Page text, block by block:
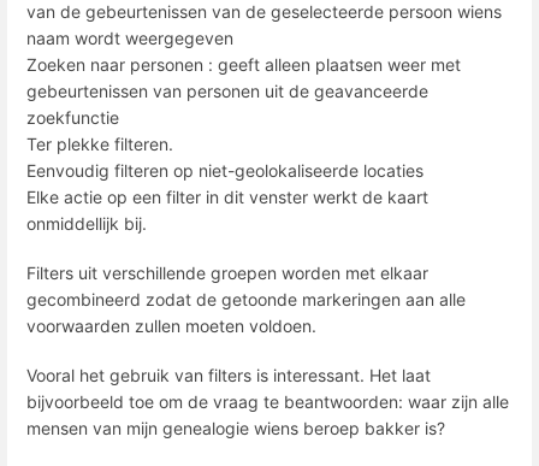
van de gebeurtenissen van de geselecteerde persoon wiens
naam wordt weergegeven
Zoeken naar personen : geeft alleen plaatsen weer met
gebeurtenissen van personen uit de geavanceerde
zoekfunctie
Ter plekke filteren.
Eenvoudig filteren op niet-geolokaliseerde locaties
Elke actie op een filter in dit venster werkt de kaart
onmiddellijk bij.
Filters uit verschillende groepen worden met elkaar
gecombineerd zodat de getoonde markeringen aan alle
voorwaarden zullen moeten voldoen.
Vooral het gebruik van filters is interessant. Het laat
bijvoorbeeld toe om de vraag te beantwoorden: waar zijn alle
mensen van mijn genealogie wiens beroep bakker is?